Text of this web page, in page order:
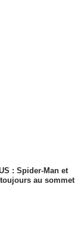
: Spider-Man et
au sommet